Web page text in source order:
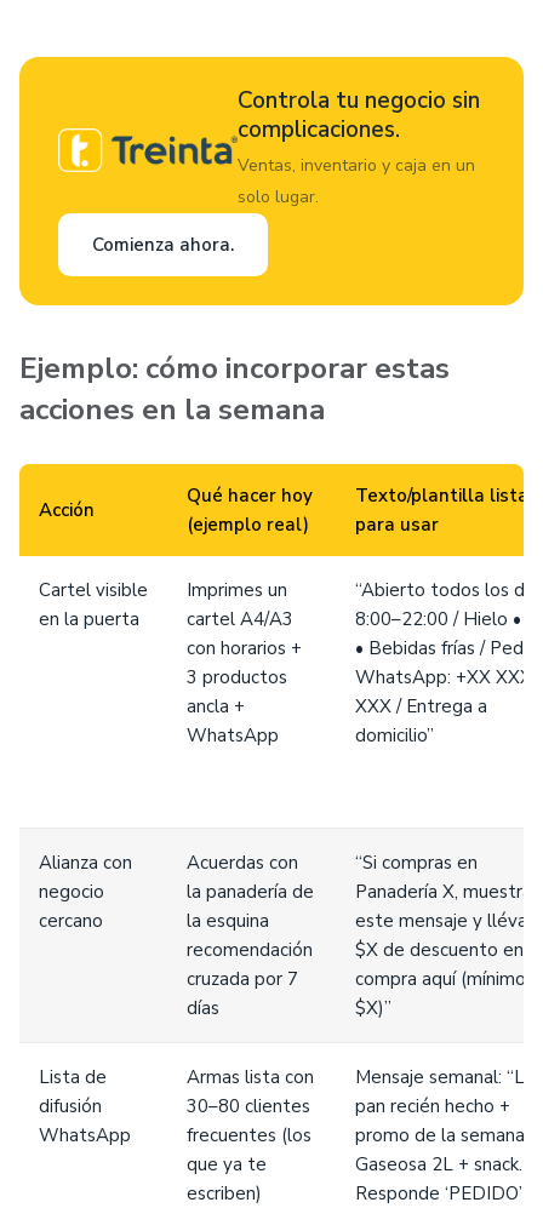
Controla tu negocio sin
complicaciones.
Ventas, inventario y caja en un
solo lugar.
Comienza ahora.
Ejemplo: cómo incorporar estas
acciones en la semana
Acción
Qué hacer hoy
(ejemplo real)
Texto/plantilla lista
para usar
Cartel visible
en la puerta
Imprimes un
cartel A4/A3
con horarios +
3 productos
ancla +
WhatsApp
“Abierto todos los
8:00–22:00 / Hielo •
• Bebidas frías /
WhatsApp: +XX XXX
XXX / Entrega a
domicilio”
Alianza con
negocio
cercano
Acuerdas con
la panadería de
la esquina
recomendación
cruzada por 7
días
“Si compras en
Panadería X, muestra
este mensaje y
$X de descuento en
compra aquí (mínimo
$X)”
Lista de
difusión
WhatsApp
Armas lista con
30–80 clientes
frecuentes (los
que ya te
escriben)
Mensaje semanal:
pan recién hecho +
promo de la semana:
Gaseosa 2L + snack.
Responde ‘PEDIDO’